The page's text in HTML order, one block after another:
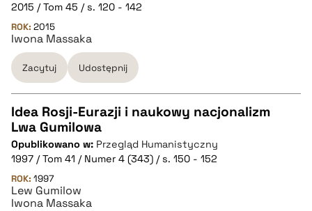
pobierz cytat
BIBTEX
pobierz cytat
2015 / Tom 45 / s. 120 - 142
ROK: 2015
Iwona Massaka
Zacytuj Udostępnij
CZYSTY TEKST
pobierz cytat
Idea Rosji-Eurazji i naukowy nacjonalizm
Lwa Gumilowa
Opublikowano w: Przegląd Humanistyczny
1997 / Tom 41 / Numer 4 (343) / s. 150 - 152
ROK: 1997
Lew Gumilow
Iwona Massaka